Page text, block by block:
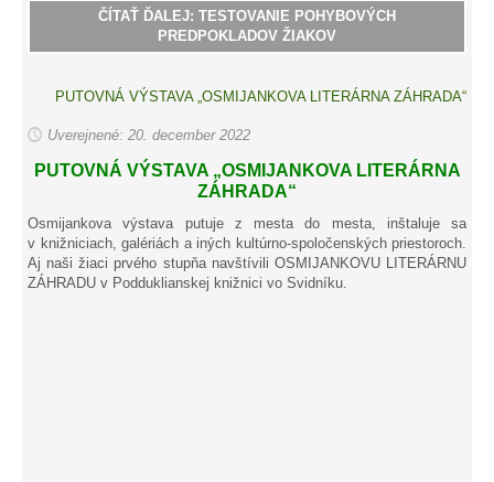
ČÍTAŤ ĎALEJ: TESTOVANIE POHYBOVÝCH
PREDPOKLADOV ŽIAKOV
PUTOVNÁ VÝSTAVA „OSMIJANKOVA LITERÁRNA ZÁHRADA“
Uverejnené: 20. december 2022
PUTOVNÁ VÝSTAVA „OSMIJANKOVA LITERÁRNA
ZÁHRADA“
Osmijankova výstava putuje z mesta do mesta, inštaluje sa
v knižniciach, galériách a iných kultúrno-spoločenských priestoroch.
Aj naši žiaci prvého stupňa navštívili OSMIJANKOVU LITERÁRNU
ZÁHRADU v Podduklianskej knižnici vo Svidníku.